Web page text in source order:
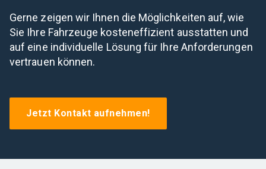
Gerne zeigen wir Ihnen die Möglichkeiten auf, wie
Sie Ihre Fahrzeuge kosteneffizient ausstatten und
auf eine individuelle Lösung für Ihre Anforderungen
vertrauen können.
Jetzt Kontakt aufnehmen!